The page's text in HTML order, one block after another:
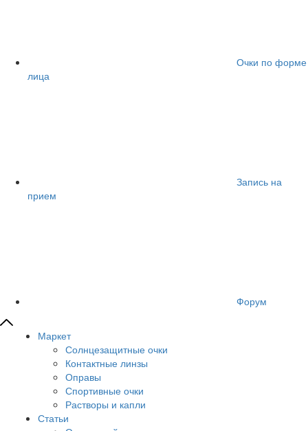
Очки по форме
лица
Запись на
прием
Форум
Маркет
Солнцезащитные очки
Контактные линзы
Оправы
Спортивные очки
Растворы и капли
Статьи